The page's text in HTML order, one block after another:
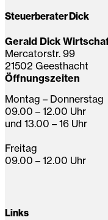
Steuerberater Dick
Gerald Dick
Mercatorstr. 99
21502 Geesthacht
Öffnungszeiten
Montag – Donnerstag
09.00 – 12.00 Uhr
und 13.00 – 16 Uhr
Freitag
09.00 – 12.00 Uhr
Links